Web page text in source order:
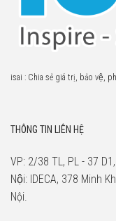
isai : Chia sẻ giá trị, bảo vệ,
THÔNG TIN LIÊN HỆ
VP: 2/38 TL, PL - 37
Nội: IDECA, 378 Minh
Nội.